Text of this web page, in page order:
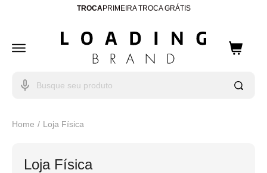
ENTREGA PARA TODO BRASIL
10% OFFCUPOM: WELCOME
Home Loja Física
Loja Física